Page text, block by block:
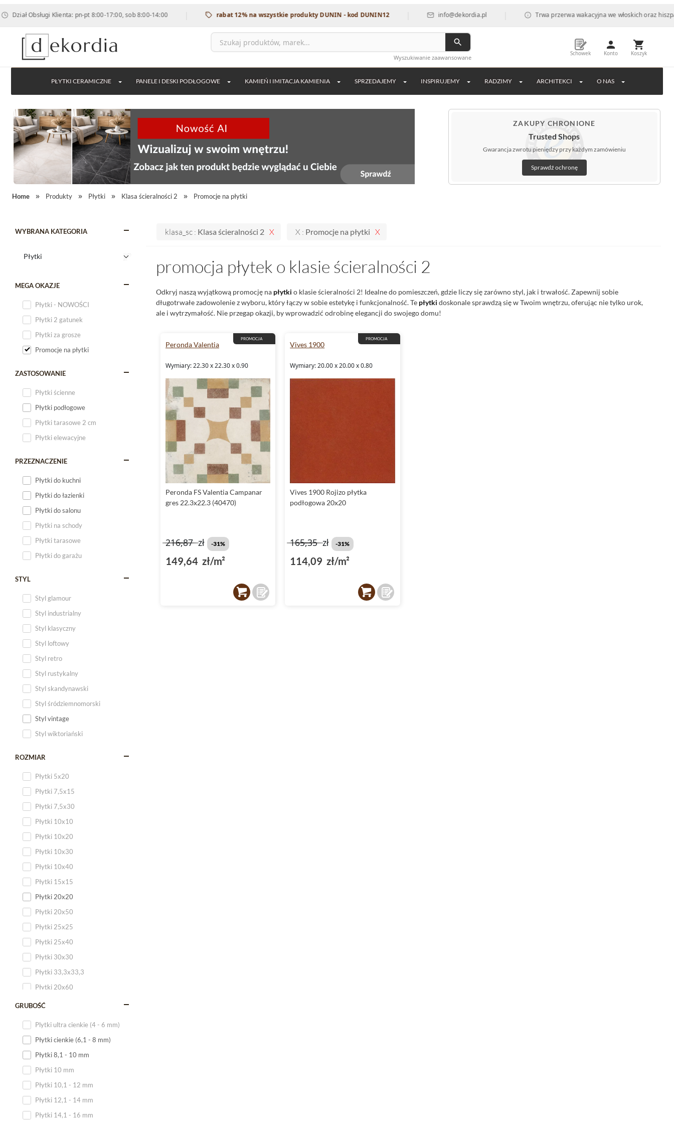
Obsługi Klienta: pn-pt 8:00-17:00, sob 8:00-14:00 | rabat 12% na wszystkie produkty DUNIN - kod DUNIN12 | info@dekordia.pl | Trwa przerwa wakacyjna we włoskich oraz
Wyszukiwanie zaawansowane
Schowek Konto Koszyk
PŁYTKI CERAMICZNE PANELE I DESKI PODŁOGOWE KAMIEŃ I IMITACJA KAMIENIA SPRZEDAJEMY INSPIRUJEMY RADZIMY ARCHITEKCI O NAS
ZAKUPY CHRONIONE
Trusted Shops
Gwarancja zwrotu pieniędzy przy każdym zamówieniu
Sprawdź ochronę
Home Produkty Płytki Klasa ścieralności 2 Promocje na płytki
WYBRANA KATEGORIA
MEGA OKAZJE
Płytki - NOWOŚCI
Płytki 2 gatunek
Płytki za grosze
Promocje na płytki
ZASTOSOWANIE
Płytki ścienne
Płytki podłogowe
Płytki tarasowe 2 cm
Płytki elewacyjne
PRZEZNACZENIE
Płytki do kuchni
Płytki do łazienki
Płytki do salonu
Płytki na schody
Płytki tarasowe
Płytki do garażu
STYL
Styl glamour
Styl industrialny
Styl klasyczny
Styl loftowy
Styl retro
Styl rustykalny
Styl skandynawski
Styl śródziemnomorski
Styl vintage
Styl wiktoriański
ROZMIAR
Płytki 5x20
Płytki 7,5x15
Płytki 7,5x30
Płytki 10x10
Płytki 10x20
Płytki 10x30
Płytki 10x40
Płytki 15x15
Płytki 20x20
Płytki 20x50
Płytki 25x25
Płytki 25x40
Płytki 30x30
Płytki 33,3x33,3
Płytki 20x60
Płytki 20x120
GRUBOŚĆ
Plytki ultra cienkie (4 - 6 mm)
Płytki cienkie (6,1 - 8 mm)
Płytki 8,1 - 10 mm
Płytki 10 mm
Płytki 10,1 - 12 mm
Płytki 12,1 - 14 mm
Płytki 14,1 - 16 mm
klasa_sc : Klasa ścieralności 2 X : Promocje na płytki
promocja płytek o klasie ścieralności 2
Odkryj naszą wyjątkową promocję na płytki o klasie ścieralności 2! Idealne do pomieszczeń, gdzie liczy się zarówno styl, jak i trwałość. Zapewnij sobie
długotrwałe zadowolenie z wyboru, który łączy w sobie estetykę i funkcjonalność. Te płytki doskonale sprawdzą się w Twoim wnętrzu, oferując nie tylko urok,
ale i wytrzymałość. Nie przegap okazji, by wprowadzić odrobinę elegancji do swojego domu!
PROMOCJA
Peronda Valentia
Wymiary: 22.30 x 22.30 x 0.90
Peronda FS Valentia Campanar
gres 22.3x22.3 (40470)
216,87zł -31%
149,64 zł/m²
PROMOCJA
Vives 1900
Wymiary: 20.00 x 20.00 x 0.80
Vives 1900 Rojizo płytka
podłogowa 20x20
165,35zł -31%
114,09 zł/m²